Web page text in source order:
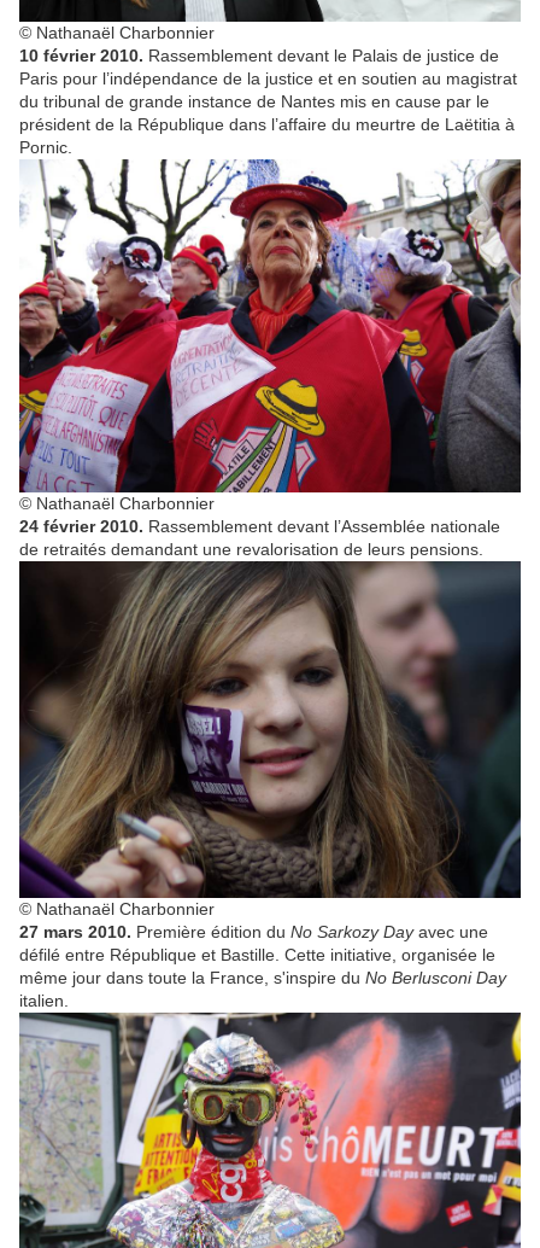
© Nathanaël Charbonnier
10 février 2010. Rassemblement devant le Palais de justice de
Paris pour l’indépendance de la justice et en soutien au magistrat
du tribunal de grande instance de Nantes mis en cause par le
président de la République dans l’affaire du meurtre de Laëtitia à
Pornic.
© Nathanaël Charbonnier
24 février 2010. Rassemblement devant l’Assemblée nationale
de retraités demandant une revalorisation de leurs pensions.
© Nathanaël Charbonnier
27 mars 2010. Première édition du No Sarkozy Dayavec une
défilé entre République et Bastille. Cette initiative, organisée le
même jour dans toute la France, s'inspire du No Berlusconi Day
italien.